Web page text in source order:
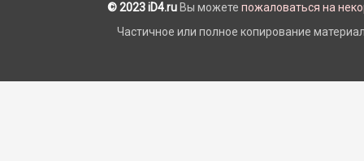
© 2023 iD4.ru Вы можете пожаловаться на
Частичное или полное копирование